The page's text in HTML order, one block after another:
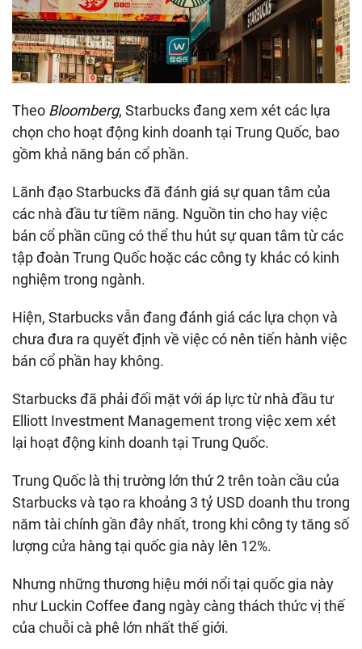
Theo Bloomberg, Starbucks đang xem xét các lựa
chọn cho hoạt động kinh doanh tại Trung Quốc, bao
gồm khả năng bán cổ phần.
Lãnh đạo Starbucks đã đánh giá sự quan tâm của
các nhà đầu tư tiềm năng. Nguồn tin cho hay việc
bán cổ phần cũng có thể thu hút sự quan tâm từ các
tập đoàn Trung Quốc hoặc các công ty khác có kinh
nghiệm trong ngành.
Hiện, Starbucks vẫn đang đánh giá các lựa chọn và
chưa đưa ra quyết định về việc có nên tiến hành việc
bán cổ phần hay không.
Starbucks đã phải đối mặt với áp lực từ nhà đầu tư
Elliott Investment Management trong việc xem xét
lại hoạt động kinh doanh tại Trung Quốc.
Trung Quốc là thị trường lớn thứ 2 trên toàn cầu của
Starbucks và tạo ra khoảng 3 tỷ USD doanh thu trong
năm tài chính gần đây nhất, trong khi công ty tăng số
lượng cửa hàng tại quốc gia này lên 12%.
Nhưng những thương hiệu mới nổi tại quốc gia này
như Luckin Coffee đang ngày càng thách thức vị thế
của chuỗi cà phê lớn nhất thế giới.